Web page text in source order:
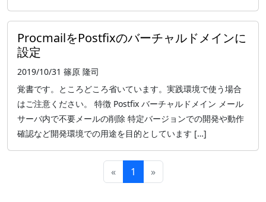
ProcmailをPostfixのバーチャルドメインに
設定
2019/10/31 篠原 隆司
覚書です。ところどころ省いています。実践環境で使う場合
はご注意ください。 特徴 Postfix バーチャルドメイン メール
サーバ内で不要メールの削除 特定バージョンでの開発や動作
確認など開発環境での用途を目的としています […]
« 1 »